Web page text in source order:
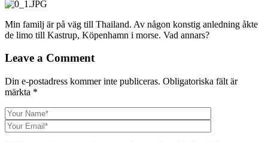
Min familj är på väg till Thailand. Av någon konstig anledning åkte
de limo till Kastrup, Köpenhamn i morse. Vad annars?
Leave a Comment
Din e-postadress kommer inte publiceras. Obligatoriska fält är
märkta *